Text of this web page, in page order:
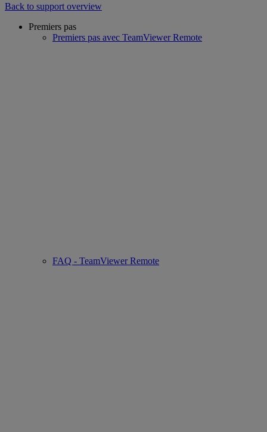
Back to support overview
Premiers pas
Premiers pas avec TeamViewer Remote
FAQ - TeamViewer Remote